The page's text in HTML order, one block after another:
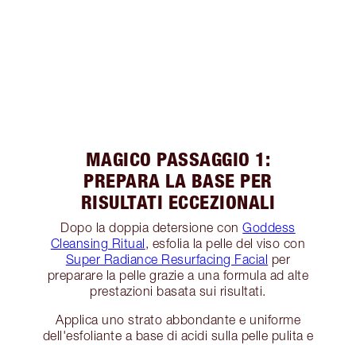
MAGICO PASSAGGIO 1:
PREPARA LA BASE PER
RISULTATI ECCEZIONALI
Dopo la doppia detersione conGoddess
Cleansing Ritual, esfolia la pelle del viso con
Super Radiance Resurfacing Facial per
preparare la pelle grazie a una formula ad alte
prestazioni basata sui risultati.
Applica uno strato abbondante e uniforme
dell'esfoliante a base di acidi sulla pelle pulita e